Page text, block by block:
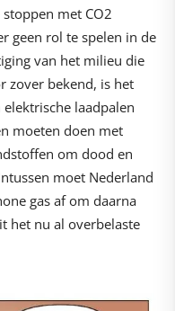
met CO2
geen rol te spelen in de
van het milieu die
zover bekend, is het
laadpalen
moeten doen met
om dood en
moet Nederland
gas af om daarna
het nu al overbelaste